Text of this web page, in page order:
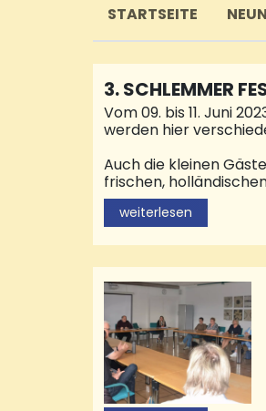
STARTSEITE
3. SCHLEMMER
Vom 09. bis 11. Juni
werden hier
Auch die kleinen
frischen,
Spezialitäten und
Lateinamerika,
musikalisch begleitet.
Alm über den
weiterlesen